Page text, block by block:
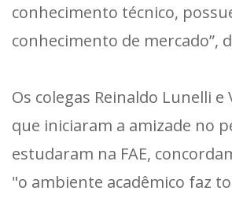
conhecimento técnico,
conhecimento de mercado”,
Os colegas Reinaldo Lunelli e
que iniciaram a amizade no
estudaram na FAE,
"o ambiente acadêmico faz